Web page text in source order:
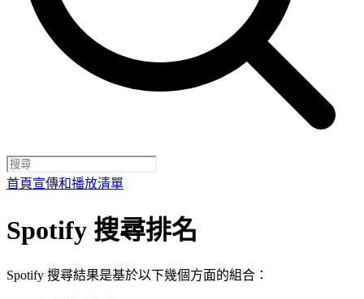
首頁宣傳和播放清單
Spotify 搜尋排名
Spotify 搜尋結果是基於以下幾個方面的組合：